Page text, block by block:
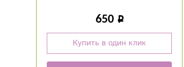
50
Купить в один клик